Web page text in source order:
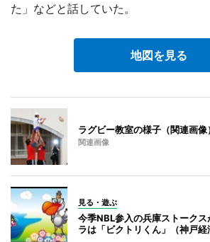
た」などと話していた。
地図を見る
ラグビー教室の様子（関連画像）
関連画像
見る・遊ぶ
今季NBL参入の兵庫ストーク
ラは「ビクトリくん」（神戸経